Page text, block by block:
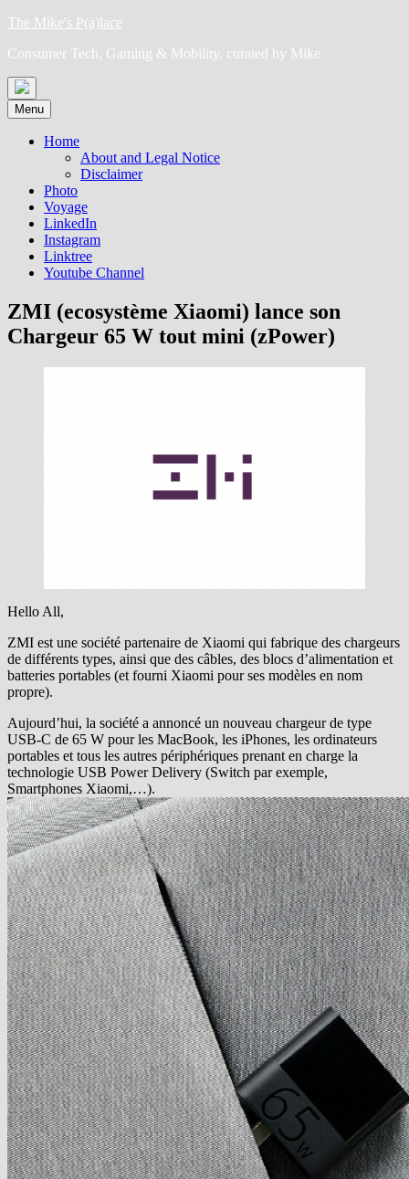
Skip
content
The Mike's P(a)lace
Consumer Tech, Gaming & Mobility, curated by Mike
Menu
Home
About and Legal Notice
Disclaimer
Photo
Voyage
LinkedIn
Instagram
Linktree
Youtube Channel
ZMI (ecosystème Xiaomi) lance son
Chargeur 65 W tout mini (zPower)
Hello All,
ZMI est une société partenaire de Xiaomi qui fabrique des chargeurs
de différents types, ainsi que des câbles, des blocs d’alimentation et
batteries portables (et fourni Xiaomi pour ses modèles en nom
propre).
Aujourd’hui, la société a annoncé un nouveau chargeur de type
USB-C de 65 W pour les MacBook, les iPhones, les ordinateurs
portables et tous les autres périphériques prenant en charge la
technologie USB Power Delivery (Switch par exemple,
Smartphones Xiaomi,…).